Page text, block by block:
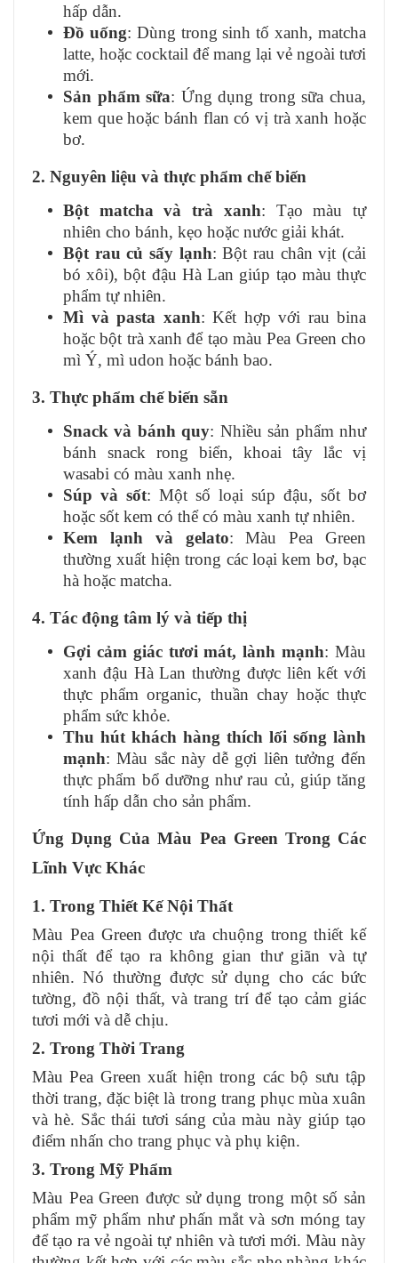
hấp dẫn.
Đồ uống: Dùng trong sinh tố xanh, matcha
latte, hoặc cocktail để mang lại vẻ ngoài tươi
mới.
Sản phẩm sữa: Ứng dụng trong sữa chua,
kem que hoặc bánh flan có vị trà xanh hoặc
bơ.
2. Nguyên liệu và thực phẩm chế biến
Bột matcha và trà xanh: Tạo màu tự
nhiên cho bánh, kẹo hoặc nước giải khát.
Bột rau củ sấy lạnh: Bột rau chân vịt (cải
bó xôi), bột đậu Hà Lan giúp tạo màu thực
phẩm tự nhiên.
Mì và pasta xanh: Kết hợp với rau bina
hoặc bột trà xanh để tạo màu Pea Green cho
mì Ý, mì udon hoặc bánh bao.
3. Thực phẩm chế biến sẵn
Snack và bánh quy: Nhiều sản phẩm như
bánh snack rong biển, khoai tây lắc vị
wasabi có màu xanh nhẹ.
Súp và sốt: Một số loại súp đậu, sốt bơ
hoặc sốt kem có thể có màu xanh tự nhiên.
Kem lạnh và gelato: Màu Pea Green
thường xuất hiện trong các loại kem bơ, bạc
hà hoặc matcha.
4. Tác động tâm lý và tiếp thị
Gợi cảm giác tươi mát, lành mạnh: Màu
xanh đậu Hà Lan thường được liên kết với
thực phẩm organic, thuần chay hoặc thực
phẩm sức khỏe.
Thu hút khách hàng thích lối sống lành
mạnh: Màu sắc này dễ gợi liên tưởng đến
thực phẩm bổ dưỡng như rau củ, giúp tăng
tính hấp dẫn cho sản phẩm.
Ứng Dụng Của Màu Pea Green Trong Các
Lĩnh Vực Khác
1. Trong Thiết Kế Nội Thất
Màu Pea Green được ưa chuộng trong thiết kế
nội thất để tạo ra không gian thư giãn và tự
nhiên. Nó thường được sử dụng cho các bức
tường, đồ nội thất, và trang trí để tạo cảm giác
tươi mới và dễ chịu.
2. Trong Thời Trang
Màu Pea Green xuất hiện trong các bộ sưu tập
thời trang, đặc biệt là trong trang phục mùa xuân
và hè. Sắc thái tươi sáng của màu này giúp tạo
điểm nhấn cho trang phục và phụ kiện.
3. Trong Mỹ Phẩm
Màu Pea Green được sử dụng trong một số sản
phẩm mỹ phẩm như phấn mắt và sơn móng tay
để tạo ra vẻ ngoài tự nhiên và tươi mới. Màu này